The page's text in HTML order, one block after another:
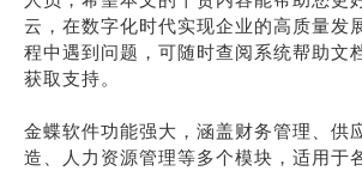
云，在数字化时代实现企业的高质量发
程中遇到问题，可随时查阅系统帮助文
获取支持。
金蝶软件功能强大，涵盖财务管理、供
造、人力资源管理等多个模块，适用于